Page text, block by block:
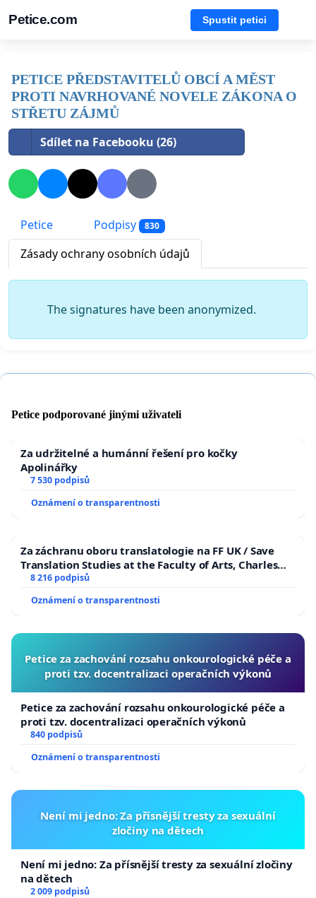
Petice.com Spustit petici
PETICE PŘEDSTAVITELŮ OBCÍ A MĚST
PROTI NAVRHOVANÉ NOVELE ZÁKONA O
STŘETU ZÁJMŮ
Sdílet na Facebooku (26)
Petice Podpisy 830
Zásady ochrany osobních údajů
The signatures have been anonymized.
Petice podporované jinými uživateli
Za udržitelné a humánní řešení pro kočky
Apolinářky
7 530 podpisů
Oznámení o transparentnosti
Za záchranu oboru translatologie na FF UK / Save
Translation Studies at the Faculty of Arts, Charles
University
8 216 podpisů
Oznámení o transparentnosti
Petice za zachování rozsahu onkourologické péče a
proti tzv. docentralizaci operačních výkonů
Petice za zachování rozsahu onkourologické péče a
proti tzv. docentralizaci operačních výkonů
840 podpisů
Oznámení o transparentnosti
Není mi jedno: Za přísnější tresty za sexuální
zločiny na dětech
Není mi jedno: Za přísnější tresty za sexuální zločiny
na dětech
2 009 podpisů